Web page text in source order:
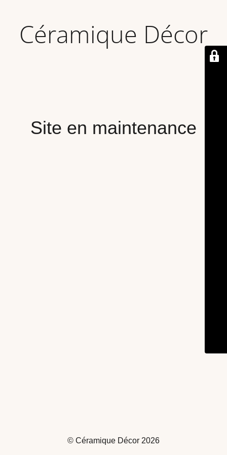
Céramique Décor
Site en maintenance
© Céramique Décor 2026